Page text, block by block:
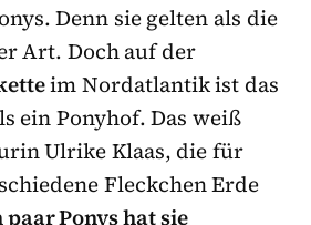
Denn sie gelten als die
Art. Doch auf der
im Nordatlantik ist das
ein Ponyhof. Das weiß
Ulrike Klaas, die für
Fleckchen Erde
paar Ponys hat sie